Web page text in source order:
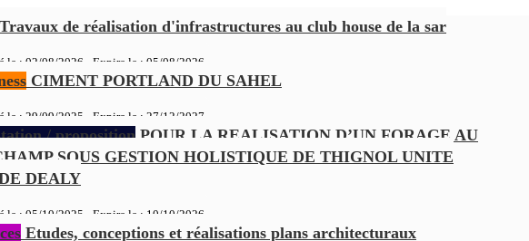
Travaux de réalisation d'infrastructures au club house de la sar
le : 02/08/2026 - Expire le : 05/08/2026
CIMENT PORTLAND DU SAHEL
le : 29/09/2025 - Expire le : 27/12/2027
/ proposition POUR LA REALISATION D’UN FORAGE AU
SOUS GESTION HOLISTIQUE DE THIGNOL UNITE
DEALY
le : 05/10/2025 - Expire le : 10/10/2026
Etudes, conceptions et réalisations plans architecturaux